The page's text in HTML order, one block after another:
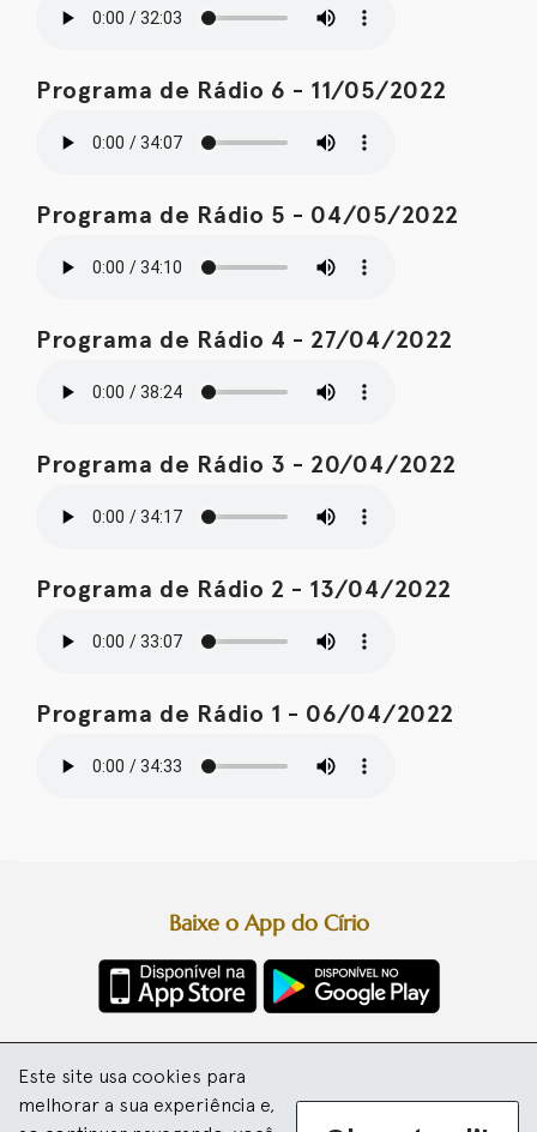
Programa de Rádio 6 - 11/05/2022
Programa de Rádio 5 - 04/05/2022
Programa de Rádio 4 - 27/04/2022
Programa de Rádio 3 - 20/04/2022
Programa de Rádio 2 - 13/04/2022
Programa de Rádio 1 - 06/04/2022
Este site usa cookies para
melhorar a sua experiência e,
Basílica Santuário de Nazaré
Arquidiocese de Belém
Baixe o App do Círio